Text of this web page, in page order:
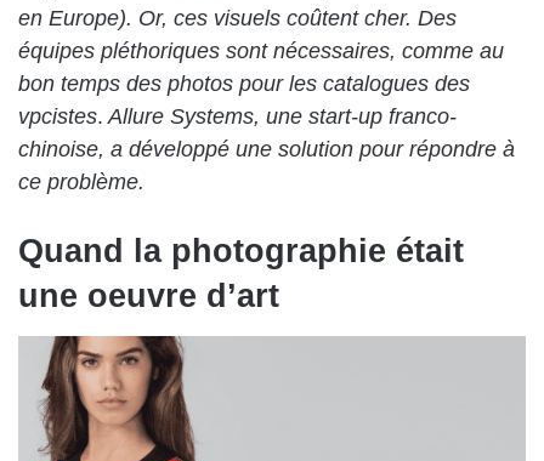
en Europe). Or, ces visuels coûtent cher. Des
équipes pléthoriques sont nécessaires, comme au
bon temps des photos pour les catalogues des
vpcistes. Allure Systems, une start-up franco-
chinoise, a développé une solution pour répondre à
ce problème.
Quand la photographie était
une oeuvre d’art